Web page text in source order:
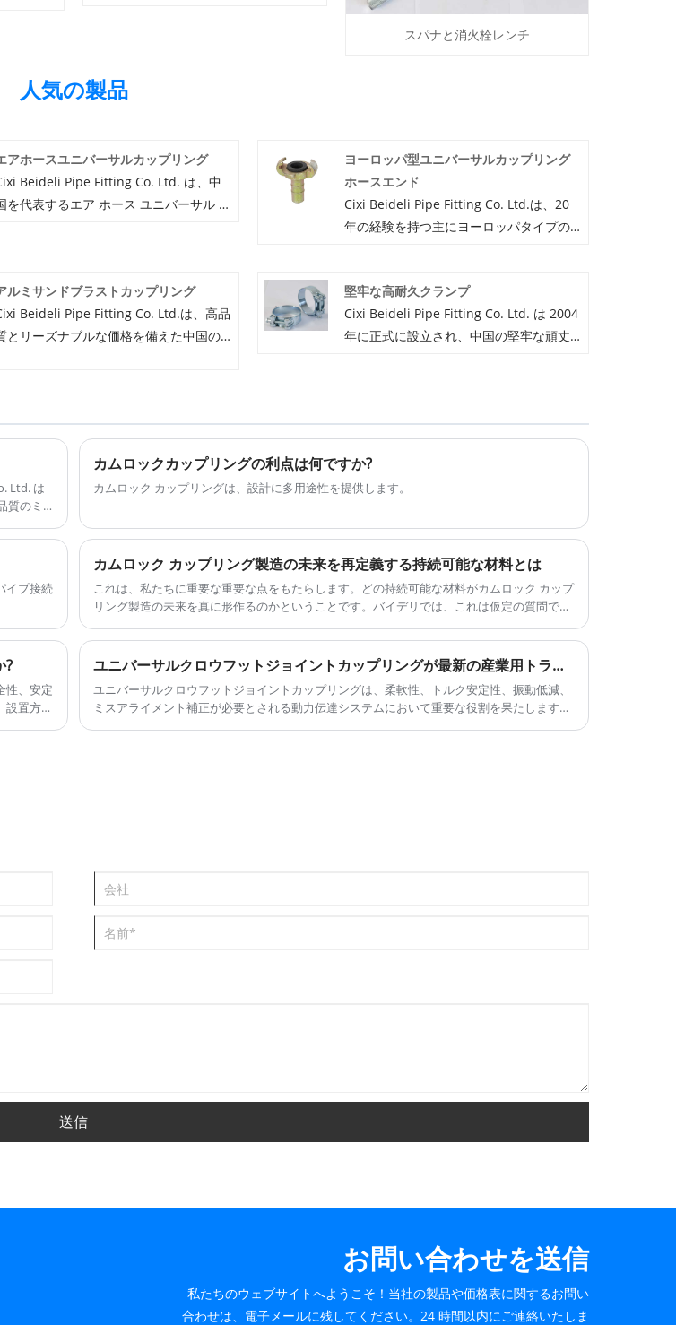
スパナと消火栓レンチ
人気の製品
アホースユニバーサルカップリング
Beideli Pipe Fitting Co. Ltd. は、中
を代表するエア ホース ユニバーサル カ
いホース カップリングとクランプを供
できます。アメリカン タイプもありま
。アメリカンタイプ、ヨーロッパタイ
す。
ヨーロッパ型ユニバーサルカップリング
ホースエンド
Cixi Beideli Pipe Fitting Co. Ltd.は、20
年の経験を持つ主にヨーロッパタイプの
イヤーです。完璧な品質と良い価格の追
求に固執しているため、当社のヨーロッ
パタイプのユニバーサルカップリングホ
ご相談ください。すぐに返信させていた
ルミサンドブラストカップリング
Beideli Pipe Fitting Co. Ltd.は、高品
とリーズナブルな価格を備えた中国の
社のアルミニウムサンドブラストカッ
プリングは多くのお客様に満足されてい
ます。サンドブラスト カップリングの 20
以上の経験。中国のサンドブラスト カ
プリングのサプライヤーになることを
しみにしています。
堅牢な高耐久クランプ
Cixi Beideli Pipe Fitting Co. Ltd. は 2004
年に正式に設立され、中国の堅牢な頑丈
と完全な管理を行っています。また、私
主に一連のホース クランプやホース カッ
プリングなどの製造を扱っています。最
なクランプを購入するために当社の工場
に来てください。
Ltd. は
質のミ
トに加え
できま
カムロックカップリングの利点は何ですか?
カムロック カップリングは、設計に多用途性を提供します。
イプ接続
カムロック カップリング製造の未来を再定義する持続可能な材料とは
これは、私たちに重要な重要な点をもたらします。どの持続可能な材料がカムロック カップ
リング製造の未来を真に形作るのかということです。バイデリでは、これは仮定の質問では
寿命、環境コンプライアンスの問題点に直接対処します。
?
性、安定
設置方
ユニバーサルクロウフットジョイントカップリングが最新の産業用トランスミッションシステムに不可欠なのはなぜですか?
ユニバーサルクロウフットジョイントカップリングは、柔軟性、トルク安定性、振動低減、
ミスアライメント補正が必要とされる動力伝達システムにおいて重要な役割を果たします。
送信
お問い合わせを送信
私たちのウェブサイトへようこそ！当社の製品や価格表に関するお問い
合わせは、電子メールに残してください。24 時間以内にご連絡いたしま